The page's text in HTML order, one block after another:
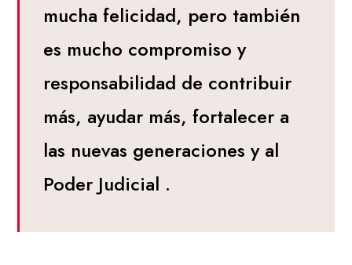
mucha felicidad, pero también
es mucho compromiso y
responsabilidad de contribuir
más, ayudar más, fortalecer a
las nuevas generaciones y al
Poder Judicial .